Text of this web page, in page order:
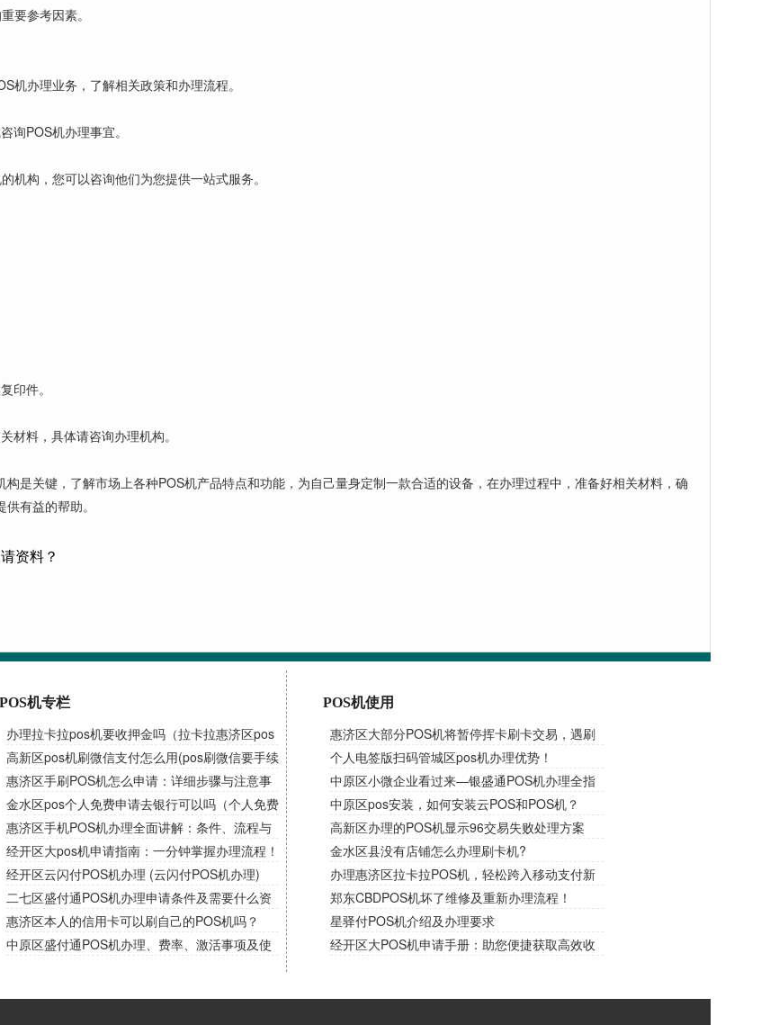
要参考因素。
机办理业务，了解相关政策和办理流程。
询POS机办理事宜。
机构，您可以咨询他们为您提供一站式服务。
印件。
材料，具体请咨询办理机构。
是关键，了解市场上各种POS机产品特点和功能，为自己量身定制一款合适的设备，在办理过程中，准备好相关材料，确
有益的帮助。
资料？
POS机专栏
办理拉卡拉pos机要收押金吗（拉卡拉惠济区pos
机需要交押金吗）
高新区pos机刷微信支付怎么用(pos刷微信要手续
费吗)
惠济区手刷POS机怎么申请：详细步骤与注意事
项！
金水区pos个人免费申请去银行可以吗（个人免费
申请pos机）
惠济区手机POS机办理全面讲解：条件、流程与
使用！
经开区大pos机申请指南：一分钟掌握办理流程！
经开区云闪付POS机办理 (云闪付POS机办理)
二七区盛付通POS机办理申请条件及需要什么资
料？
惠济区本人的信用卡可以刷自己的POS机吗？
中原区盛付通POS机办理、费率、激活事项及使
POS机使用
惠济区大部分POS机将暂停挥卡刷卡交易，遇刷
卡错误请插卡交易！
个人电签版扫码管城区pos机办理优势！
中原区小微企业看过来—银盛通POS机办理全指
南，解锁财务收款新捷径！
中原区pos安装，如何安装云POS和POS机？
高新区办理的POS机显示96交易失败处理方案
金水区县没有店铺怎么办理刷卡机?
办理惠济区拉卡拉POS机，轻松跨入移动支付新
时代！
郑东CBDPOS机坏了维修及重新办理流程！
星驿付POS机介绍及办理要求
经开区大POS机申请手册：助您便捷获取高效收